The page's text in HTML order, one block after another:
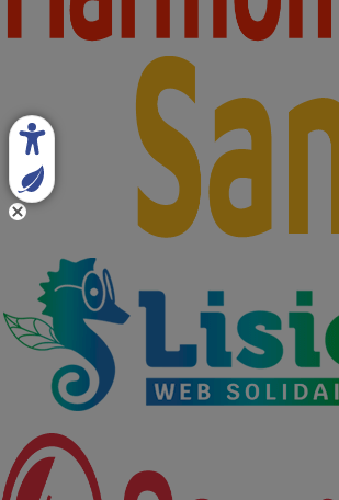
Partenaires